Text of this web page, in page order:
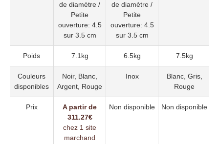
de diamètre /
Petite
ouverture: 4.5
sur 3.5 cm
de diamètre /
Petite
ouverture: 4.5
sur 3.5 cm
Poids 7.1kg 6.5kg 7.5kg
Couleurs
disponibles
Noir, Blanc,
Argent, Rouge
Inox
Blanc, Gris,
Rouge
Prix
A partir de
311.27€
chez 1 site
marchand
Non disponible Non disponible